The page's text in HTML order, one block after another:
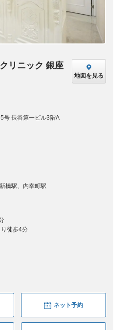
リニック 銀座
地図を見る
号 長谷第一ビル3階A
橋駅、内幸町駅
徒歩4分
ネット予約